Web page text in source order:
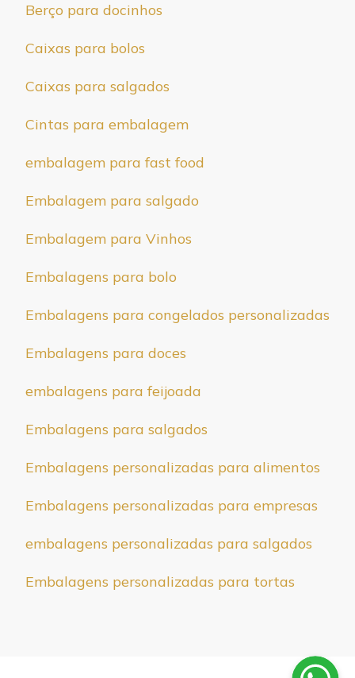
Berço para docinhos
Caixas para bolos
Caixas para salgados
Cintas para embalagem
embalagem para fast food
Embalagem para salgado
Embalagem para Vinhos
Embalagens para bolo
Embalagens para congelados personalizadas
Embalagens para doces
embalagens para feijoada
Embalagens para salgados
Embalagens personalizadas para alimentos
Embalagens personalizadas para empresas
embalagens personalizadas para salgados
Embalagens personalizadas para tortas